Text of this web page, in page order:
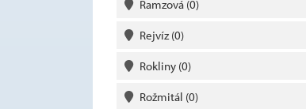
Ramzová (0)
Rejvíz(0)
Rokliny (0)
Rožmitál (0)